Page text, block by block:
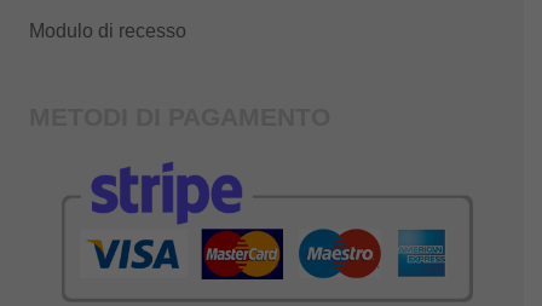
Modulo di recesso